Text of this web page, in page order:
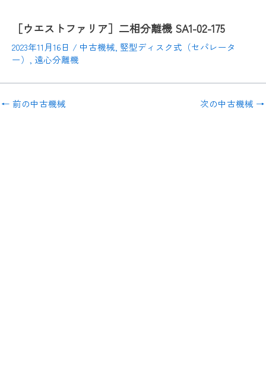
［ウエストファリア］二相分離機 SA1-02-175
2023年11月16日 / 中古機械, 竪型ディスク式（セパレータ
ー） , 遠心分離機
← 前の中古機械 次の中古機械 →